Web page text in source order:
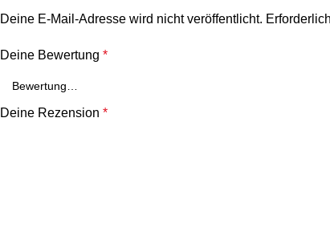
Deine E-Mail-Adresse wird nicht veröffentlicht.
Deine Bewertung *
Deine Rezension *